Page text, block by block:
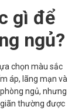
gì để
ngủ?
chọn màu sắc
áp, lãng mạn và
ngủ, nhưng
thường được